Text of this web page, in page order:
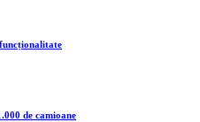
de camioane